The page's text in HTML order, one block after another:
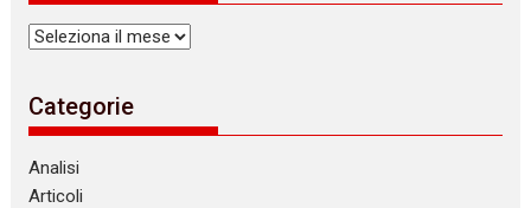
Archivi
Categorie
Analisi
Articoli